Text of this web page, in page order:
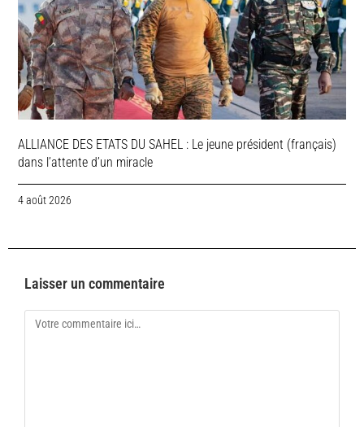
ALLIANCE DES ETATS DU SAHEL : Le jeune président (français)
dans l’attente d’un miracle
4 août 2026
Laisser un commentaire